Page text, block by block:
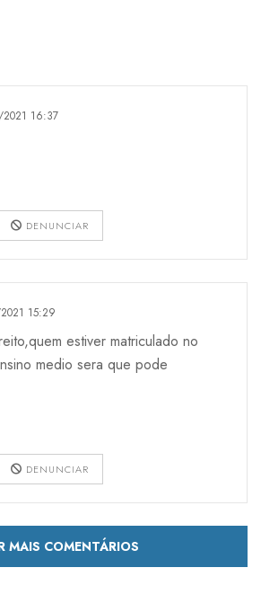
16:37
DENUNCIAR
15:29
estiver matriculado no
medio sera que pode
DENUNCIAR
MAIS COMENTÁRIOS